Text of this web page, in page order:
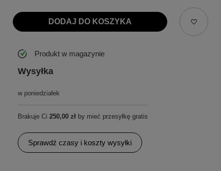
DODAJ DO KOSZYKA
Produkt w magazynie
Wysyłka
w poniedziałek
Brakuje Ci 250,00 zł by mieć przesyłkę gratis
Sprawdź czasy i koszty wysyłki